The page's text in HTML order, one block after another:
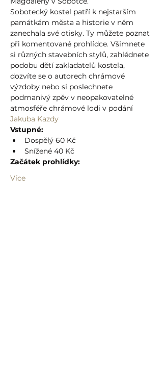
Sobotecký kostel patří k nejstarším
památkám města a historie v něm
zanechala své otisky. Ty můžete poznat
při komentované prohlídce. Všimnete
si různých stavebních stylů, zahlédnete
podobu dětí zakladatelů kostela,
dozvíte se o autorech chrámové
výzdoby nebo si poslechnete
podmanivý zpěv v neopakovatelné
atmosféře chrámové lodi v podání
Jakuba Kazdy
Vstupné:
Dospělý 60 Kč
Snížené 40 Kč
Začátek prohlídky:
Více